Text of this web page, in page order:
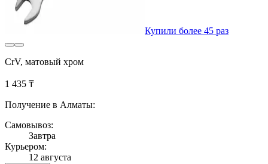
Купили более 45 раз
CrV, матовый хром
1 435 ₸
Получение в Алматы:
Самовывоз:
Завтра
Курьером:
12 августа